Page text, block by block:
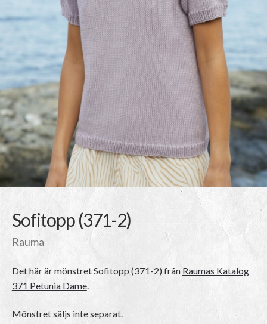
Sofitopp (371-2)
Rauma
Det här är mönstretSofitopp (371-2)från Raumas Katalog
371 Petunia Dame.
Mönstret säljs inte separat.